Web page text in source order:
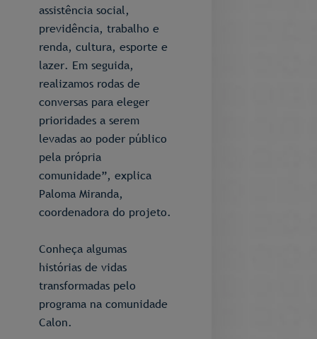
assistência social,
previdência, trabalho e
renda, cultura, esporte e
lazer. Em seguida,
realizamos rodas de
conversas para eleger
prioridades a serem
levadas ao poder público
pela própria
comunidade”, explica
Paloma Miranda,
coordenadora do projeto.
Conheça algumas
histórias de vidas
transformadas pelo
programa na comunidade
Calon.